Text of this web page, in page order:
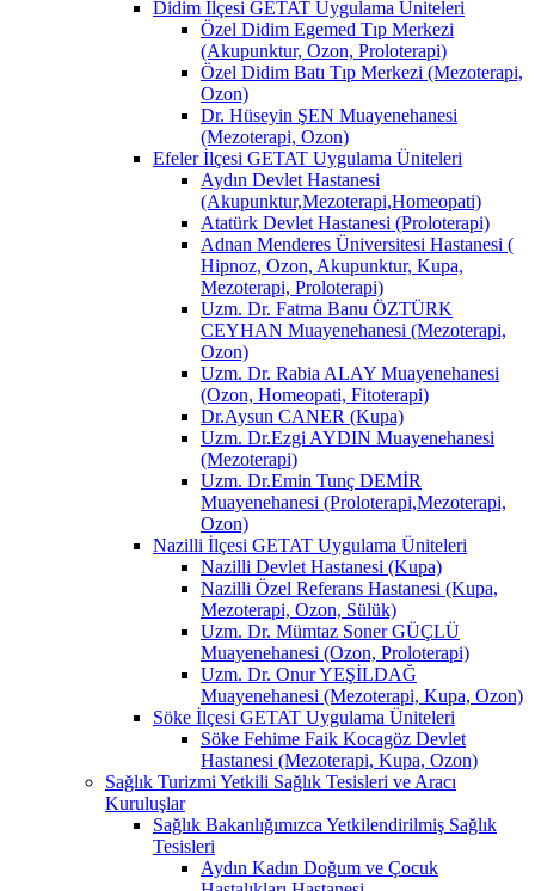
Didim İlçesi GETAT Uygulama Üniteleri
Özel Didim Egemed Tıp Merkezi
(Akupunktur, Ozon, Proloterapi)
Özel Didim Batı Tıp Merkezi (Mezoterapi,
Ozon)
Dr. Hüseyin ŞEN Muayenehanesi
(Mezoterapi, Ozon)
Efeler İlçesi GETAT Uygulama Üniteleri
Aydın Devlet Hastanesi
(Akupunktur,Mezoterapi,Homeopati)
Atatürk Devlet Hastanesi (Proloterapi)
Adnan Menderes Üniversitesi Hastanesi (
Hipnoz, Ozon, Akupunktur, Kupa,
Mezoterapi, Proloterapi)
Uzm. Dr. Fatma Banu ÖZTÜRK
CEYHAN Muayenehanesi (Mezoterapi,
Ozon)
Uzm. Dr. Rabia ALAY Muayenehanesi
(Ozon, Homeopati, Fitoterapi)
Dr.Aysun CANER (Kupa)
Uzm. Dr.Ezgi AYDIN Muayenehanesi
(Mezoterapi)
Uzm. Dr.Emin Tunç DEMİR
Muayenehanesi (Proloterapi,Mezoterapi,
Ozon)
Nazilli İlçesi GETAT Uygulama Üniteleri
Nazilli Devlet Hastanesi (Kupa)
Nazilli Özel Referans Hastanesi (Kupa,
Mezoterapi, Ozon, Sülük)
Uzm. Dr. Mümtaz Soner GÜÇLÜ
Muayenehanesi (Ozon, Proloterapi)
Uzm. Dr. Onur YEŞİLDAĞ
Muayenehanesi (Mezoterapi, Kupa, Ozon)
Söke İlçesi GETAT Uygulama Üniteleri
Söke Fehime Faik Kocagöz Devlet
Hastanesi (Mezoterapi, Kupa, Ozon)
Sağlık Turizmi Yetkili Sağlık Tesisleri ve Aracı
Kuruluşlar
Sağlık Bakanlığımızca Yetkilendirilmiş Sağlık
Tesisleri
Aydın Kadın Doğum ve Çocuk